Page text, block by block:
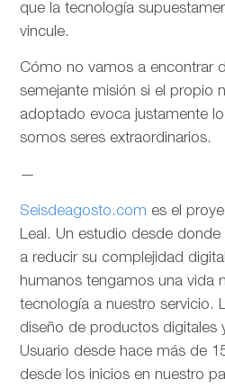
que la tecnología
vincule.
Cómo no vamos a encontrar
semejante misión si el propio
adoptado evoca justamente
somos seres extraordinarios.
—
Seisdeagosto.com es el
Leal. Un estudio desde
a reducir su complejidad
humanos tengamos una vida
tecnología a nuestro servicio.
diseño de productos digitales
Usuario desde hace más de
desde los inicios en nuestro